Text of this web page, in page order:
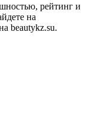
рейтинг и
на
beautykz.su.